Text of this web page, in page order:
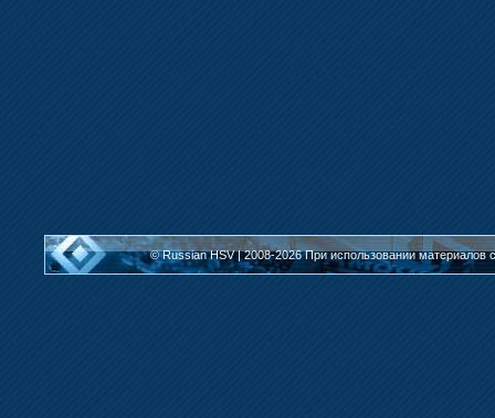
© Russian HSV | 2008-2026При использовании материалов